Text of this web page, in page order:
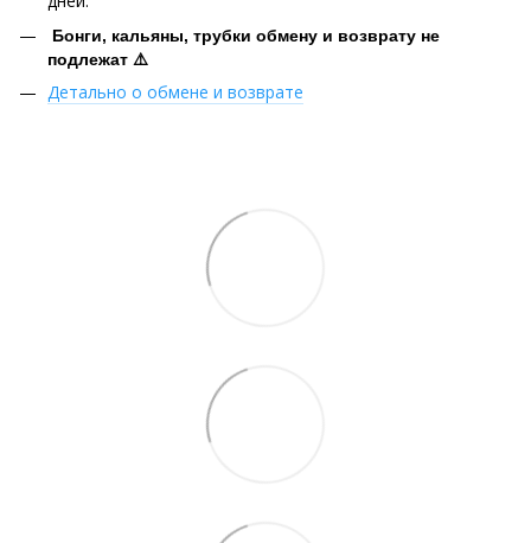
Бонги, кальяны, трубки обмену и возврату не
подлежат ⚠️
Детально о обмене и возврате